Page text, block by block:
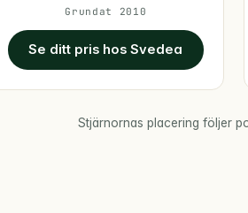
Grundat 2010
Se ditt pris hos Svedea
Stjärnornas placering följer